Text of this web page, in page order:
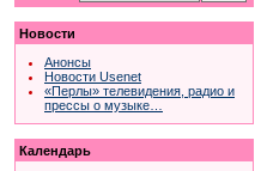
Новости
Анонсы
Новости Usenet
«Перлы» телевидения, радио и
прессы о музыке…
Календарь